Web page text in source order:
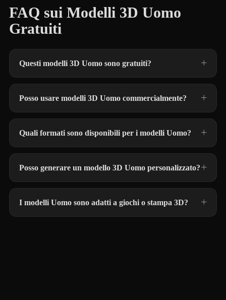
FAQ sui Modelli 3D Uomo
Gratuiti
Questi modelli 3D Uomo sono gratuiti?
Posso usare modelli 3D Uomo commercialmente?
Quali formati sono disponibili per i modelli Uomo?
Posso generare un modello 3D Uomo personalizzato?
I modelli Uomo sono adatti a giochi o stampa 3D?